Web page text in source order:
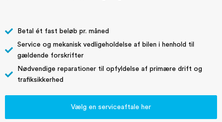
Betal ét fast beløb pr. måned
Service og mekanisk vedligeholdelse af bilen i henhold til
gældende forskrifter
Nødvendige reparationer til opfyldelse af primære drift og
trafiksikkerhed
Vælg en serviceaftale her